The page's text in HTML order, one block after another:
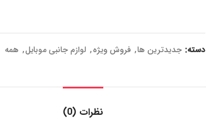
دسته: جدیدترین ها, فروش ویژه, لوازم جانبی موبایل, همه
نظرات (0)